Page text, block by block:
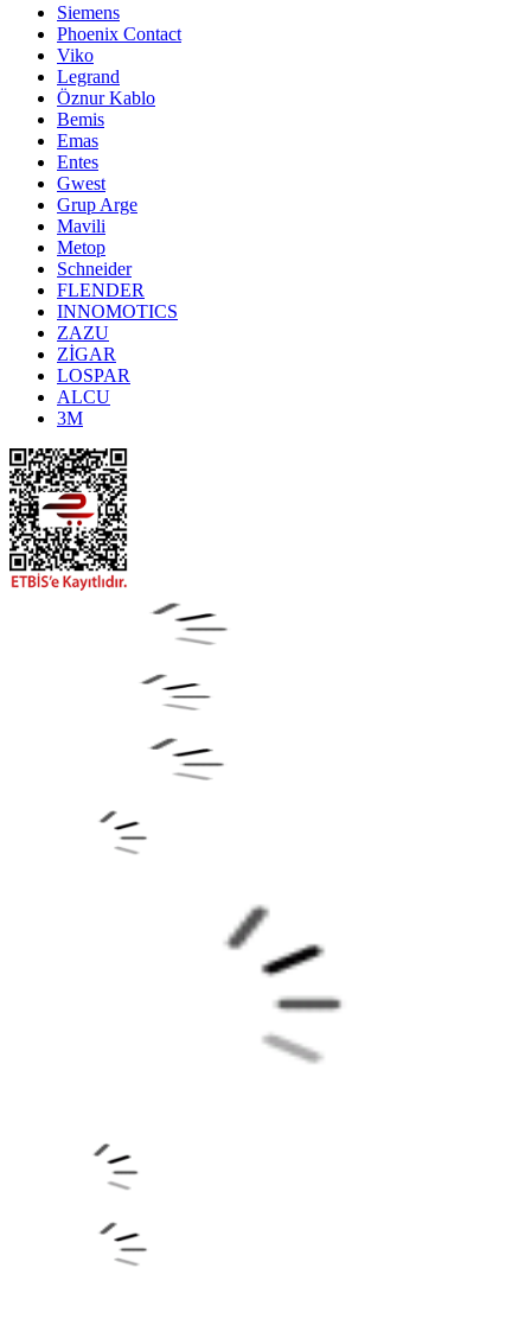
Siemens
Phoenix Contact
Viko
Legrand
Öznur Kablo
Bemis
Emas
Entes
Gwest
Grup Arge
Mavili
Metop
Schneider
FLENDER
INNOMOTICS
ZAZU
ZİGAR
LOSPAR
ALCU
3M